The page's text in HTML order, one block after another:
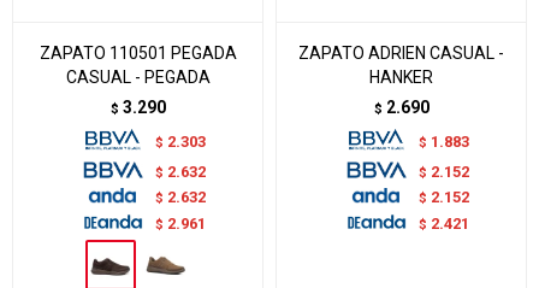
ZAPATO 110501 PEGADA
CASUAL - PEGADA
$ 3.290
$ 2.303
$ 2.632
$ 2.632
$ 2.961
ZAPATO ADRIEN CASUAL -
HANKER
$ 2.690
$ 1.883
$ 2.152
$ 2.152
$ 2.421